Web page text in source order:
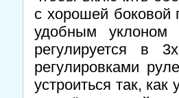
с хорошей боковой
удобным уклоном
регулируется в
регулировками
устроиться так,